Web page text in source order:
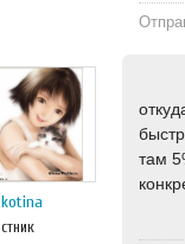
kotina
там